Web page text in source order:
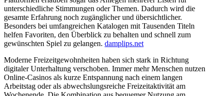
unterschiedliche Stimmungen oder Themen. Dadurch wird die
gesamte Erfahrung noch zugänglicher und übersichtlicher.
Besonders bei umfangreichen Katalogen mit Tausenden Titeln
helfen Favoriten, den Überblick zu behalten und schnell zum
gewünschten Spiel zu gelangen. damplips.net
Moderne Freizeitgewohnheiten haben sich stark in Richtung
digitaler Unterhaltung verschoben. Immer mehr Menschen nutzen
Online-Casinos als kurze Entspannung nach einem langen
Arbeitstag oder als abwechslungsreiche Freizeitaktivität am